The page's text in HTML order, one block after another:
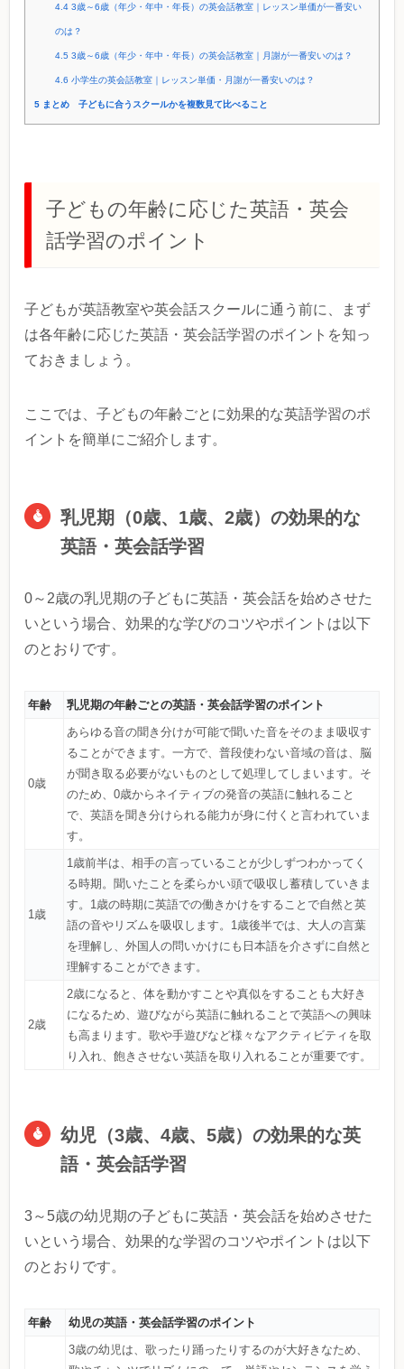
4.43歳～6歳（年少・年中・年長）の英会話教室｜レッスン単価が一番安い
のは？
4.5 3歳～6歳（年少・年中・年長）の英会話教室｜月謝が一番安いのは？
4.6 小学生の英会話教室｜レッスン単価・月謝が一番安いのは？
5 まとめ 子どもに合うスクールかを複数見て比べること
子どもの年齢に応じた英語・英会
話学習のポイント
子どもが英語教室や英会話スクールに通う前に、まず
は各年齢に応じた英語・英会話学習のポイントを知っ
ておきましょう。
ここでは、子どもの年齢ごとに効果的な英語学習のポ
イントを簡単にご紹介します。
乳児期（0歳、1歳、2歳）の効果的な
英語・英会話学習
0～2歳の乳児期の子どもに英語・英会話を始めさせた
いという場合、効果的な学びのコツやポイントは以下
のとおりです。
年齢 乳児期の年齢ごとの英語・英会話学習のポイント
0歳
あらゆる音の聞き分けが可能で聞いた音をそのまま吸収す
ることができます。一方で、普段使わない音域の音は、脳
が聞き取る必要がないものとして処理してしまいます。そ
のため、0歳からネイティブの発音の英語に触れること
で、英語を聞き分けられる能力が身に付くと言われていま
す。
1歳
1歳前半は、相手の言っていることが少しずつわかってく
る時期。聞いたことを柔らかい頭で吸収し蓄積していきま
す。1歳の時期に英語での働きかけをすることで自然と英
語の音やリズムを吸収します。1歳後半では、大人の言葉
を理解し、外国人の問いかけにも日本語を介さずに自然と
理解することができます。
2歳
2歳になると、体を動かすことや真似をすることも大好き
になるため、遊びながら英語に触れることで英語への興味
も高まります。歌や手遊びなど様々なアクティビティを取
り入れ、飽きさせない英語を取り入れることが重要です。
幼児（3歳、4歳、5歳）の効果的な英
語・英会話学習
3～5歳の幼児期の子どもに英語・英会話を始めさせた
いという場合、効果的な学習のコツやポイントは以下
のとおりです。
年齢 幼児の英語・英会話学習のポイント
3歳の幼児は、歌ったり踊ったりするのが大好きなため、